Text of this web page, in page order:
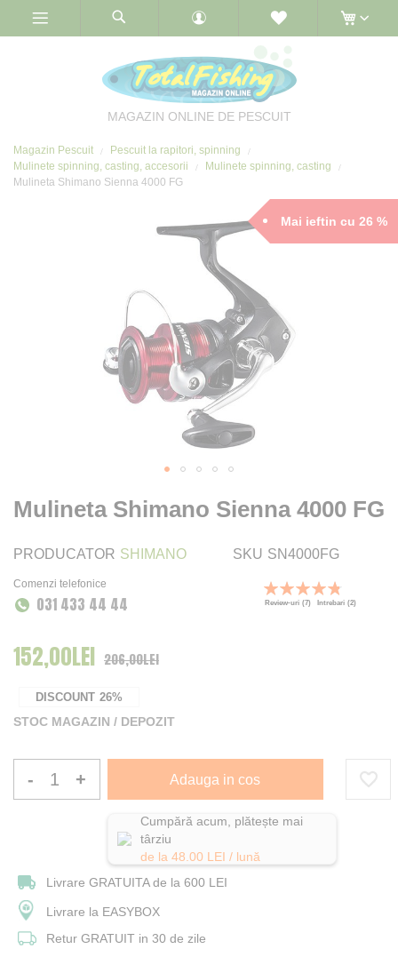
MAGAZIN ONLINE DE PESCUIT
Magazin Pescuit
Pescuit la rapitori, spinning
Mulinete spinning, casting, accesorii
Mulinete spinning, casting
Mulineta Shimano Sienna 4000 FG
Mulineta Shimano Sienna 4000 FG
PRODUCATOR SHIMANO SKU SN4000FG
Comenzi telefonice
031 433 44 44
Rating:
97
% of100
Review-uri (7) Intrebari (2)
206,00LEI
Pret Special
152,00LEI
STOC MAGAZIN / DEPOZIT
DISCOUNT 26%
- + Adauga in cos
Cumpără acum, plătește mai
târziu
de la 48.00 LEI / lună
Livrare GRATUITA de la 600 LEI
Livrare la EASYBOX
Retur GRATUIT in 30 de zile
Mai ieftin cu 26 %